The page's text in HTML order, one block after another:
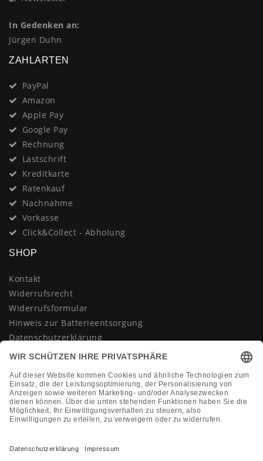
In Gedenken an:
Jürgen Duhn
ZAHLARTEN
PayPal
Amazon
Apple Pay
Google Pay
Rechnung
Lastschrift
Kreditkarte
Ratenkauf
Nachnahme
Vorkasse
Click&Collect - Abholung
SHOP
Kontakt
Widerrufsrecht
Widerrufsformular
Hinweis zur Batterieentsorgung
Datenschutzerklärung
AGB
Vertrag widerrufen
KONTAKT
+49 (0)2133 210433